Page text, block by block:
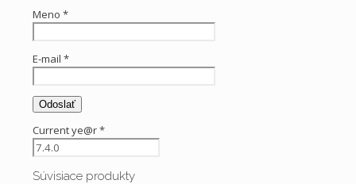
Meno *
E-mail *
Current ye@r*
Súvisiace produkty